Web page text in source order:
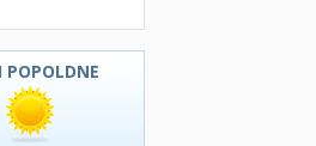
POPOLDNE